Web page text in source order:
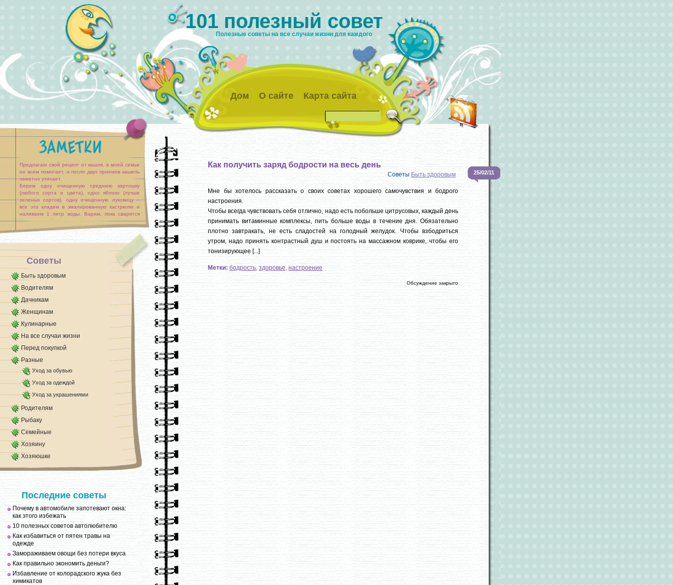
101 полезный совет
Полезные советы на все случаи жизни для каждого
Дом О сайте Карта сайта
Предлагаю свой рецепт от кашля, в моей семье
он всем помогает, и после двух приемов кашель
заметно утихает.
Берем одну очищенную среднюю картошку
(любого сорта и цвета), одно яблоко (лучше
зеленых сортов), одну очищенную луковицу –
все это кладем в эмалированную кастрюлю и
наливаем 1 литр воды. Варим, пока сварится
картошка. Как закипит, огонь уменьшить.
Процедить [...]
Советы
Быть здоровым
Водителям
Дачникам
Женщинам
Кулинарные
На все случаи жизни
Перед покупкой
Разные
Уход за обувью
Уход за одеждой
Уход за украшениями
Родителям
Рыбаку
Семейные
Хозяину
Хозяюшке
Последние советы
Почему в автомобиле запотевают окна:
как этого избежать
10 полезных советов автолюбителю
Как избавиться от пятен травы на
одежде
Замораживаем овощи без потери вкуса
Как правильно экономить деньги?
Избавление от колорадского жука без
химикатов
Как получить заряд бодрости на весь день
Советы Быть здоровым 25/02/11
Мне бы хотелось рассказать о своих советах хорошего самочувствия и бодрого
настроения.
Чтобы всегда чувствовать себя отлично, надо есть побольше цитрусовых, каждый день
принимать витаминные комплексы, пить больше воды в течение дня. Обязательно
плотно завтракать, не есть сладостей на голодный желудок. Чтобы взбодриться
утром, надо принять контрастный душ и постоять на массажном коврике, чтобы его
тонизирующее [...]
Метки: бодрость, здоровье, настроение
Обсуждение закрыто